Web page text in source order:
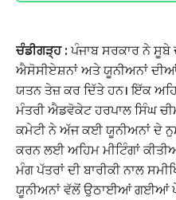
ਚੰਡੀਗੜ੍ਹ :ਪੰਜਾਬ ਸਰਕਾਰ ਨੇ
ਐਸੋਸੀਏਸ਼ਨਾਂ ਅਤੇ ਯੂਨੀਅਨਾਂ
ਯਤਨ ਤੇਜ਼ ਕਰ ਦਿੱਤੇ ਹਨ। ਇੱਕ
ਮੰਤਰੀ ਐਡਵੋਕੇਟ ਹਰਪਾਲ ਸਿੰਘ
ਕਮੇਟੀ ਨੇ ਅੱਜ ਕਈ ਯੂਨੀਅਨਾਂ ਦੇ
ਕਰਨ ਲਈ ਅਹਿਮ ਮੀਟਿੰਗਾਂ
ਮੰਗ ਪੱਤਰਾਂ ਦੀ ਬਾਰੀਕੀ ਨਾਲ
ਯੂਨੀਅਨਾਂ ਵੱਲੋਂ ਉਠਾਈਆਂ ਗਈਆਂ